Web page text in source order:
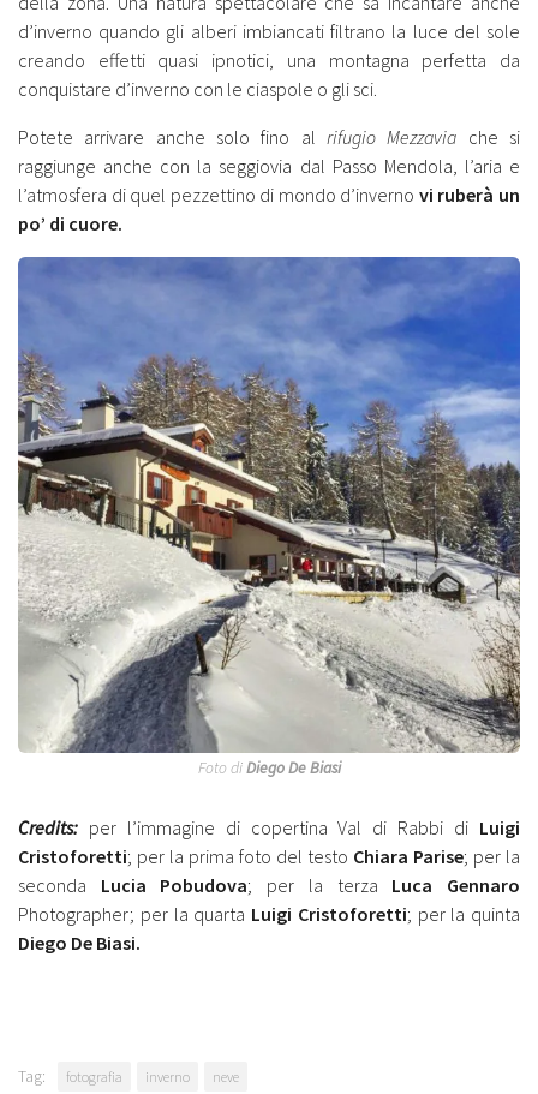
d’inverno quando gli alberi imbiancati filtrano la luce del sole
creando effetti quasi ipnotici, una montagna perfetta da
conquistare d’inverno con le ciaspole o gli sci.
Potete arrivare anche solo fino al rifugio Mezzavia che si
raggiunge anche con la seggiovia dal Passo Mendola, l’aria e
l’atmosfera di quel pezzettino di mondo d’inverno vi ruberà un
po’ di cuore.
Foto diDiego De Biasi
Credits: per l’immagine di copertina Val di Rabbi di Luigi
Cristoforetti; per la prima foto del testo Chiara Parise; per la
seconda Lucia Pobudova; per la terza Luca Gennaro
Photographer; per la quarta Luigi Cristoforetti; per la quinta
Diego De Biasi.
Tag: fotografia inverno neve